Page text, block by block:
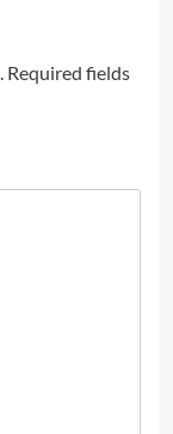
Required fields